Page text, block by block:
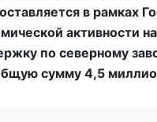
в рамках
активности
по северному
сумму 4,5